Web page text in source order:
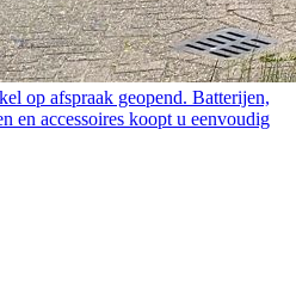
op afspraak geopend. Batterijen,
en accessoires koopt u eenvoudig